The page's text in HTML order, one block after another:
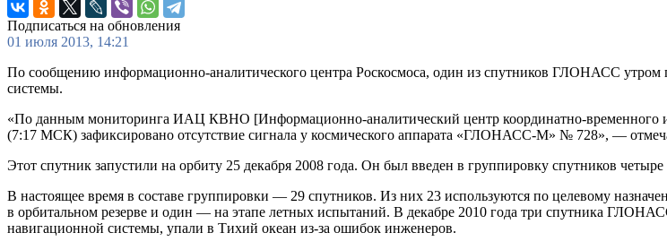
Подписаться на обновления
01 июля 2013, 14:21
По сообщению информационно-аналитического центра Роскосмоса, один из спутников ГЛОНАСС утром
системы.
«По данным мониторинга ИАЦ КВНО [Информационно-аналитический центр координатно-временного
(7:17 МСК) зафиксировано отсутствие сигнала у космического аппарата «ГЛОНАСС-М» № 728», —
Этот спутник запустили на орбиту 25 декабря 2008 года. Он был введен в группировку спутников
В настоящее время в составе группировки — 29 спутников. Из них 23 используются по целевому
в орбитальном резерве и один — на этапе летных испытаний. В декабре 2010 года три спутника
навигационной системы, упали в Тихий океан из-за ошибок инженеров.